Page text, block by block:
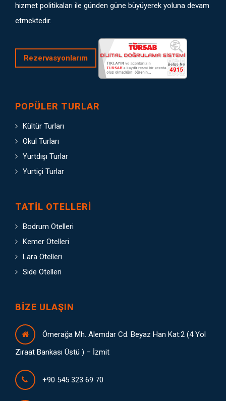
hizmet politikaları ile günden güne büyüyerek yoluna devam
etmektedir.
Rezervasyonlarım
POPÜLER TURLAR
Kültür Turları
Okul Turları
Yurtdışı Turlar
Yurtiçi Turlar
TATIL OTELLERI
Bodrum Otelleri
Kemer Otelleri
Lara Otelleri
Side Otelleri
BIZE ULAŞIN
Ömerağa Mh. Alemdar Cd. Beyaz Han Kat:2 (4 Yol
Ziraat Bankası Üstü ) – İzmit
+90 545 323 69 70